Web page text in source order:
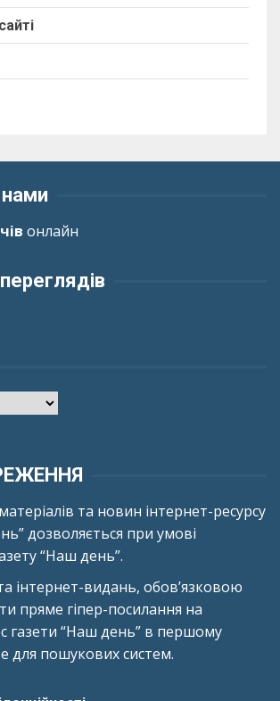
нами
онлайн
та новин інтернет-ресурсу
дозволяється при умові
“Наш день”.
інтернет-видань, обов’язковою
пряме гіпер-посилання на
газети “Наш день” в першому
для пошукових систем.